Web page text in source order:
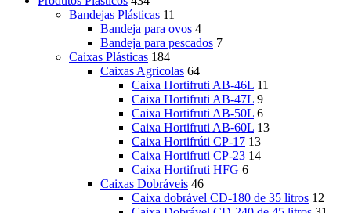
Bandejas Plásticas 11
Bandeja para ovos 4
Bandeja para pescados 7
Caixas Plásticas 184
Caixas Agricolas 64
Caixa Hortifruti AB-46L 11
Caixa Hortifruti AB-47L 9
Caixa Hortifruti AB-50L 6
Caixa Hortifruti AB-60L 13
Caixa Hortifrúti CP-17 13
Caixa Hortifruti CP-23 14
Caixa Hortifruti HFG 6
Caixas Dobráveis 46
Caixa dobrável CD-180 de 35 litros 12